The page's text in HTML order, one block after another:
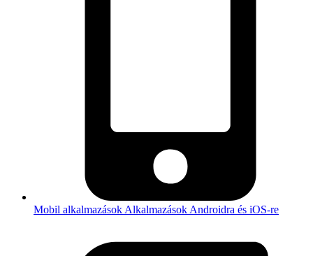
Mobil alkalmazások Alkalmazások Androidra és iOS-re